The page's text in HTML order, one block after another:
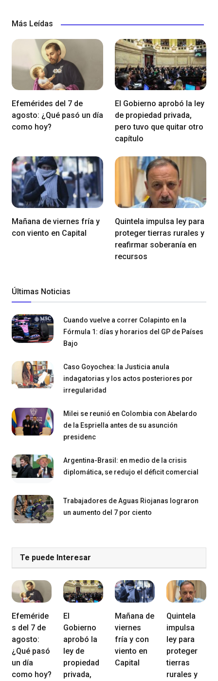
Más Leídas
Efemérides del 7 de
agosto: ¿Qué pasó un día
como hoy?
El Gobierno aprobó la ley
de propiedad privada,
pero tuvo que quitar otro
capítulo
Mañana de viernes fría y
con viento en Capital
Quintela impulsa ley para
proteger tierras rurales y
reafirmar soberanía en
recursos
Últimas Noticias
Cuando vuelve a correr Colapinto en la
Fórmula 1: días y horarios del GP de Países
Bajo
Caso Goyochea: la Justicia anula
indagatorias y los actos posteriores por
irregularidad
Milei se reunió en Colombia con Abelardo
de la Espriella antes de su asunción
presidenc
Argentina-Brasil: en medio de la crisis
diplomática, se redujo el déficit comercial
Trabajadores de Aguas Riojanas lograron
un aumento del 7 por ciento
Te puede Interesar
Efeméride
s del 7 de
agosto:
¿Qué pasó
un día
como hoy?
El
Gobierno
aprobó la
ley de
propiedad
privada,
Mañana de
viernes
fría y con
viento en
Capital
Quintela
impulsa
ley para
proteger
tierras
rurales y